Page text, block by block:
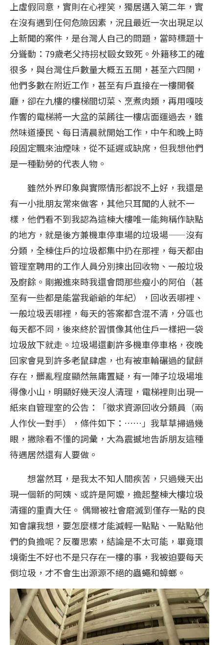
上虛假同意，實則在心裡笑，獨居邁入第二年，實
在沒有遇到任何危險因素，況且最近一次出現足以
上新聞的案件，是台灣人自己的問題，當時標題十
分聳動：79歲老父持拐杖毆女致死。外籍移工的確
很多，與台灣住戶數量大概五五開，甚至六四開，
他們多數在附近工作，甚至有戶直接在一樓開餐
廳，卻在九樓的樓梯間切菜、烹煮肉類，再用嘎吱
作響的電梯將一大盆的菜餚往一樓店面運過去，雖
然味道擾民、每日清晨就開始工作，中午和晚上時
段固定飄來油煙味，從不延遲或缺席，但我想他們
是一種勤勞的代表人物。
雖然外界印象與實際情形都說不上好，我還是
有一小批朋友常來做客，其他只耳聞的人就不一
樣，他們看不到我認為這棟大樓唯一能夠稱作缺點
的地方，就是後方兼機車停車場的垃圾場——沒有
分類，全棟住戶的垃圾都集中扔在那裡，每天都由
管理室聘用的工作人員分別揀出回收物、一般垃圾
及廚餘。剛搬進來時我還會問那些瘦小的阿伯（甚
至有一些都是能當我爺爺的年紀），回收丟哪裡、
一般垃圾丟哪裡，每天的答案都含混不清，分區也
每天都不同，後來終於習慣像其他住戶一樣把一袋
垃圾放下就走。垃圾場還劃許多機車停車格，夜晚
回家會見到許多老鼠肆虐，也有被車輪碾過的鼠餅
存在，髒亂程度顯然無庸置疑，有一陣子垃圾場堆
得像小山，明顯好幾天沒人清理，電梯裡則出現一
紙來自管理室的公告：「徵求資源回收分類員（兩
人作伙一對手），條件如下：……」我草草掃過幾
眼，撇除看不懂的詞彙，大為震撼地告訴朋友這種
待遇居然還有人要做。
想當然耳，是我太不知人間疾苦，只過幾天出
現一個新的阿姨、或許是阿嬤，擔起整棟大樓垃圾
清運的重責大任。 偶爾被社會磨滅到僅存一點的良
知會讓我想，要怎麼樣才能減輕一點點、一點點他
們的負擔呢？反覆思索，結論是不太可能，畢竟環
境衛生不好也不是只存在一樓的事，我被迫要每天
倒垃圾，才不會生出源源不絕的蟲蠅和蟑螂。